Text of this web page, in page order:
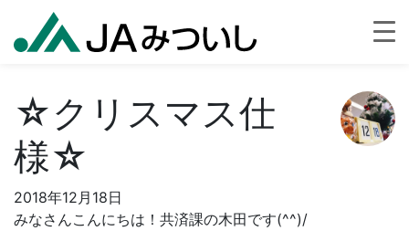
☆クリスマス仕
様☆
2018年12月18日
みなさんこんにちは！共済課の木田です(^^)/